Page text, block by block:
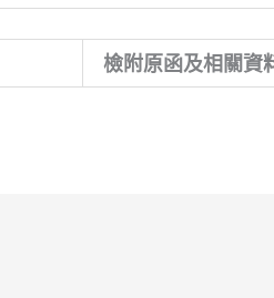
檢附原函及相關資